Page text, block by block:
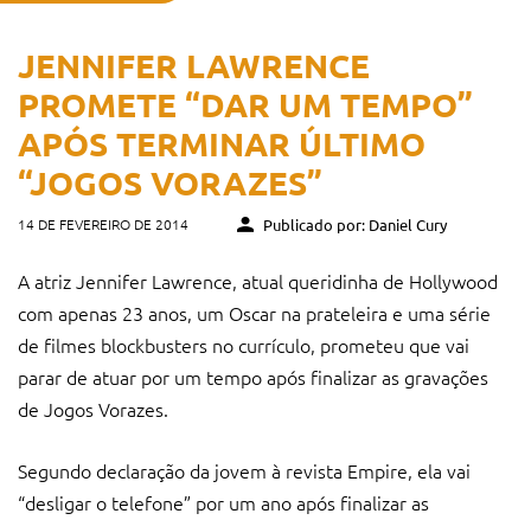
JENNIFER LAWRENCE
PROMETE “DAR UM TEMPO”
APÓS TERMINAR ÚLTIMO
“JOGOS VORAZES”
14 DE FEVEREIRO DE 2014 Publicado por: Daniel Cury
A atriz Jennifer Lawrence, atual queridinha de Hollywood
com apenas 23 anos, um Oscar na prateleira e uma série
de filmes blockbusters no currículo, prometeu que vai
parar de atuar por um tempo após finalizar as gravações
de Jogos Vorazes.
Segundo declaração da jovem à revista Empire, ela vai
“desligar o telefone” por um ano após finalizar as